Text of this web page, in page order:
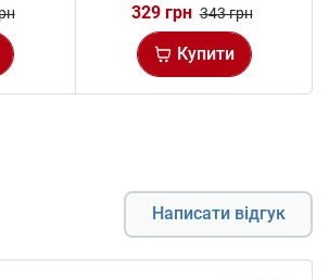
329 грн 343 грн
Купити
Написати відгук